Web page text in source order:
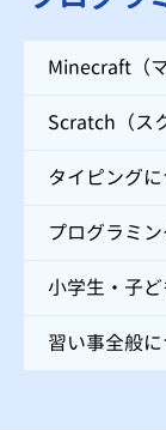
Minecraft（
Scratch（ス
タイピング
プログラミ
小学生・子
習い事全般